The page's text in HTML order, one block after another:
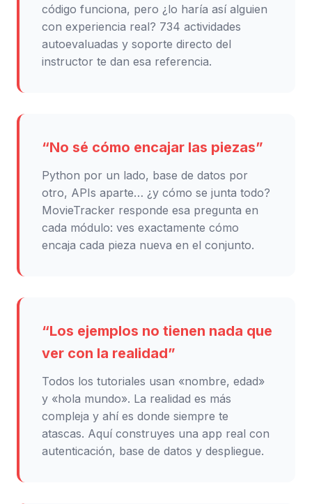
código funciona, pero ¿lo haría así alguien
con experiencia real? 734 actividades
autoevaluadas y soporte directo del
instructor te dan esa referencia.
“No sé cómo encajar las piezas”
Python por un lado, base de datos por
otro, APIs aparte… ¿y cómo se junta todo?
MovieTracker responde esa pregunta en
cada módulo: ves exactamente cómo
encaja cada pieza nueva en el conjunto.
“Los ejemplos no tienen nada que
ver con la realidad”
Todos los tutoriales usan «nombre, edad»
y «hola mundo». La realidad es más
compleja y ahí es donde siempre te
atascas. Aquí construyes una app real con
autenticación, base de datos y despliegue.